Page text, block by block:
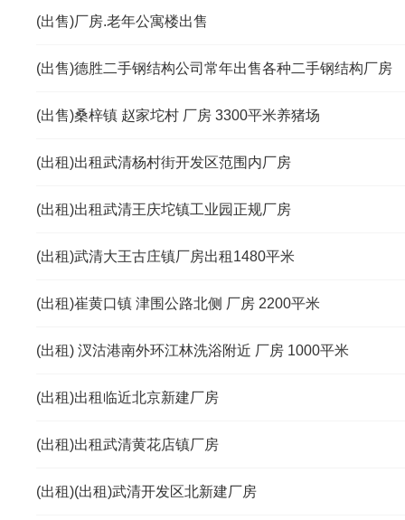
(出售)厂房.老年公寓楼出售
(出售)德胜二手钢结构公司常年出售各种二手钢结构厂房
(出售)桑梓镇 赵家坨村 厂房 3300平米养猪场
(出租)出租武清杨村街开发区范围内厂房
(出租)出租武清王庆坨镇工业园正规厂房
(出租)武清大王古庄镇厂房出租1480平米
(出租)崔黄口镇 津围公路北侧 厂房 2200平米
(出租) 汊沽港南外环江林洗浴附近 厂房 1000平米
(出租)出租临近北京新建厂房
(出租)出租武清黄花店镇厂房
(出租)(出租)武清开发区北新建厂房